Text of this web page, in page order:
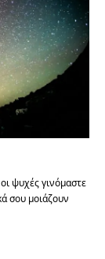
ψυχές γινόμαστε
σου μοιάζουν